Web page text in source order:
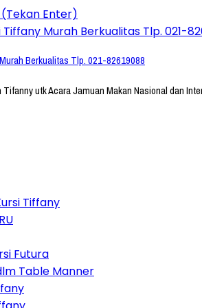
Enter)
Berkualitas Tlp. 021-82619088
utk Acara Jamuan Makan Nasional dan
Tiffany
Futura
Table Manner